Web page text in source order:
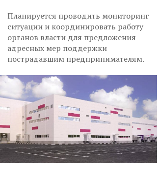
Планируется проводить мониторинг
ситуации и координировать работу
органов власти для предложения
адресных мер поддержки
пострадавшим предпринимателям.